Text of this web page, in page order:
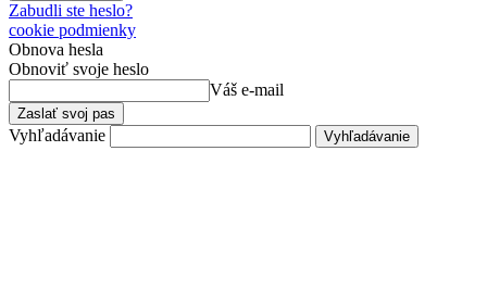
Zabudli ste heslo?
cookie podmienky
Obnova hesla
Obnoviť svoje heslo
Váš e-mail
Vyhľadávanie